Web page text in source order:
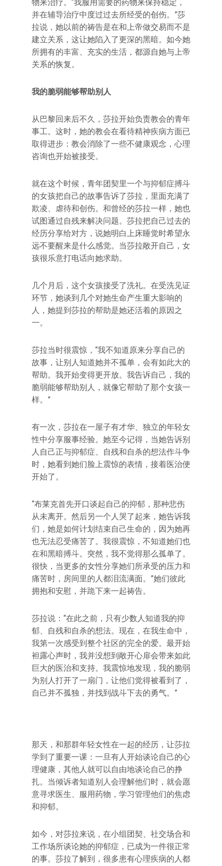
物来治疗。“我服用需要的药物来保持稳定，
并在辅导治疗中度过过去所经受的创伤。”莎
拉说，她以前的祷告是在和上帝做交易而不是
建立关系，这让她陷入了更深的黑暗。如今她
所拥有的丰富、充实的生活，都源自她与上帝
关系的恢复。
我的脆弱能够帮助别人
从巴黎回来后不久，莎拉开始负责教会的青年
事工。这时，她的教会在看待精神疾病方面已
取得进步：教会消除了一些不健康观念，心理
咨询也开始被接受。
就在这个时候，青年团契里一个与抑郁症搏斗
的女孩把自己的故事告诉了莎拉，里面充满了
欺凌、虐待和创伤。和曾经的莎拉一样，她也
试图通过自残来解决问题。莎拉把自己过去的
经历分享给对方，说她明白上床睡觉时希望永
远不要醒来是什么感觉。当莎拉敞开自己，女
孩很乐意打电话向她求助。
几个月后，这个女孩接受了洗礼。在受洗见证
环节，她谈到几个对她生命产生重大影响的
人，她提到莎拉的帮助是她还活着的原因之
一。
莎拉当时很震惊，“我不知道原来分享自己的
故事，让别人知道她并不孤单，会有如此大的
帮助。我开始变得更开放。我告诉自己，我的
脆弱能够帮助别人，就像它帮助了那个女孩一
样。”
有一次，莎拉在一屋子有才华、独立的年轻女
性中分享服事经验。她至今记得，当她告诉别
人自己正与抑郁症、自残和自杀的想法作斗争
时，她看到她们脸上震惊的表情，接着医治便
开始了。
“布莱克首先开口谈起自己的抑郁，那种悲伤
从未离开。然后另一个人哭了起来，她告诉我
们，她是如何计划结束自己生命的，因为她再
也无法忍受痛苦了。我很震惊，不知道她们也
在和黑暗搏斗。突然，我不觉得那么孤单了。
很快，当更多的女性分享她们所承受的压力和
痛苦时，房间里的人都泪流满面。”她们彼此
拥抱和安慰，并跪下来一起祷告。
莎拉说：“在此之前，只有少数人知道我的抑
郁、自残和自杀的想法。现在，在我生命中，
我第一次感受到整个社区的完全的爱。最开始
袒露心声时，我并没想到敞开心扉会带来如此
巨大的医治和支持。我震惊地发现，我的脆弱
为别人打开了一扇门，让他们觉得被看到了，
自己并不孤独，并找到战斗下去的勇气。”
那天，和那群年轻女性在一起的经历，让莎拉
学到了重要一课：一旦有人开始谈论自己的心
理健康，其他人就可以自由地谈论自己的挣
扎。当倾诉者知道别人会理解他们时，就会愿
意寻求医生、服用药物，学习管理他们的焦虑
和抑郁。
如今，对莎拉来说，在小组团契、社交场合和
工作场所谈论她的抑郁症，已成为一件很正常
的事。莎拉了解到，很多患有心理疾病的人都